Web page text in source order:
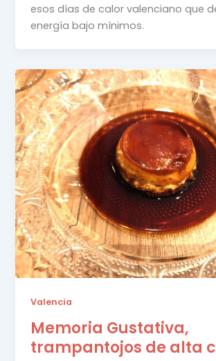
esos días de calor valenciano que
energía bajo mínimos.
Valencia
Memoria Gustativa,
trampantojos de alta